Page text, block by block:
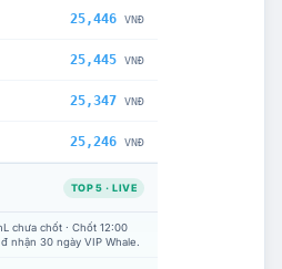
25,446 VNĐ
25,445 VNĐ
25,347 VNĐ
25,246 VNĐ
TOP 5 · LIVE
chưa chốt · Chốt 12:00
nhận 30 ngày VIP Whale.